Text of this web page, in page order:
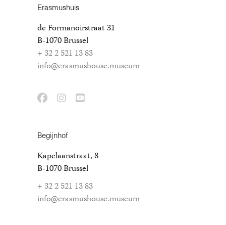
Erasmushuis
de Formanoirstraat 31
B-1070 Brussel
+ 32 2 521 13 83
info@erasmushouse.museum
Begijnhof
Kapelaanstraat, 8
B-1070 Brussel
+ 32 2 521 13 83
info@erasmushouse.museum